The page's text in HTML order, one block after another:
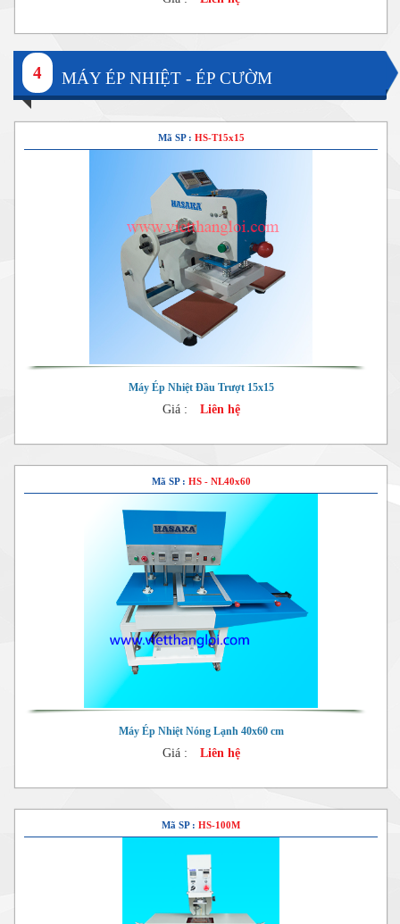
4 MÁY ÉP NHIỆT - ÉP CƯỜM
Mã SP : HS-T15x15
Máy Ép Nhiệt Đầu Trượt 15x15
Giá : Liên hệ
Mã SP : HS - NL40x60
Máy Ép Nhiệt Nóng Lạnh 40x60 cm
Giá : Liên hệ
Mã SP : HS-100M